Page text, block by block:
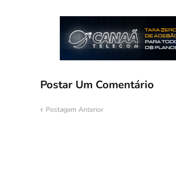
Postar Um Comentário
Postagem Anterior